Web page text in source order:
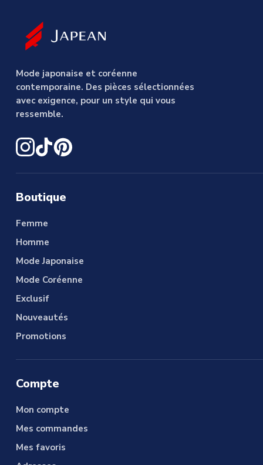
Mode japonaise et coréenne
contemporaine. Des pièces sélectionnées
avec exigence, pour un style qui vous
ressemble.
Boutique
Femme
Homme
Mode Japonaise
Mode Coréenne
Exclusif
Nouveautés
Promotions
Compte
Mon compte
Mes commandes
Mes favoris